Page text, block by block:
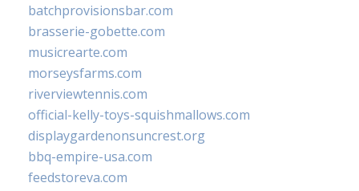
batchprovisionsbar.com
brasserie-gobette.com
musicrearte.com
morseysfarms.com
riverviewtennis.com
official-kelly-toys-squishmallows.com
displaygardenonsuncrest.org
bbq-empire-usa.com
feedstoreva.com